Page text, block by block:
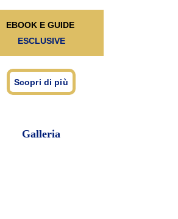
EBOOK E GUIDE
ESCLUSIVE
Scopri di più
Galleria